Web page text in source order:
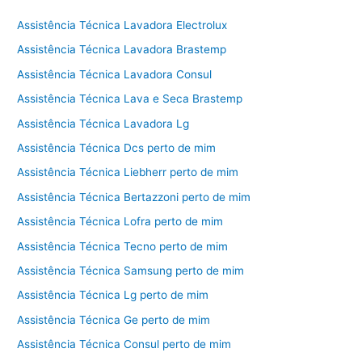
Assistência Técnica Lavadora Electrolux
Assistência Técnica Lavadora Brastemp
Assistência Técnica Lavadora Consul
Assistência Técnica Lava e Seca Brastemp
Assistência Técnica Lavadora Lg
Assistência Técnica Dcs perto de mim
Assistência Técnica Liebherr perto de mim
Assistência Técnica Bertazzoni perto de mim
Assistência Técnica Lofra perto de mim
Assistência Técnica Tecno perto de mim
Assistência Técnica Samsung perto de mim
Assistência Técnica Lg perto de mim
Assistência Técnica Ge perto de mim
Assistência Técnica Consul perto de mim